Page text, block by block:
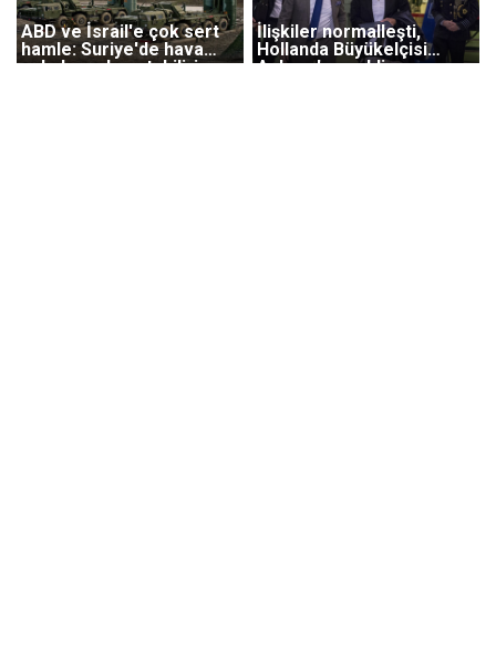
ABD ve İsrail'e çok sert
hamle: Suriye'de hava
sahalarını kapatabiliriz
İlişkiler normalleşti,
Hollanda Büyükelçisi
Ankara'ya geldi